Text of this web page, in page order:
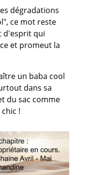
dégradations
ce mot reste
d'esprit qui
et promeut la
un baba cool
dans sa
du sac comme
!